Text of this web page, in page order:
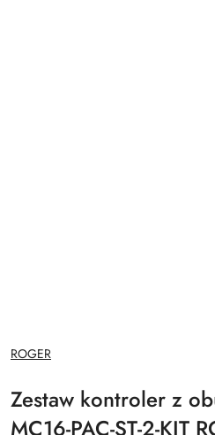
NAZWA
PRODUCENTA:
ROGER
Zestaw kontroler z
MC16-PAC-ST-2-KIT